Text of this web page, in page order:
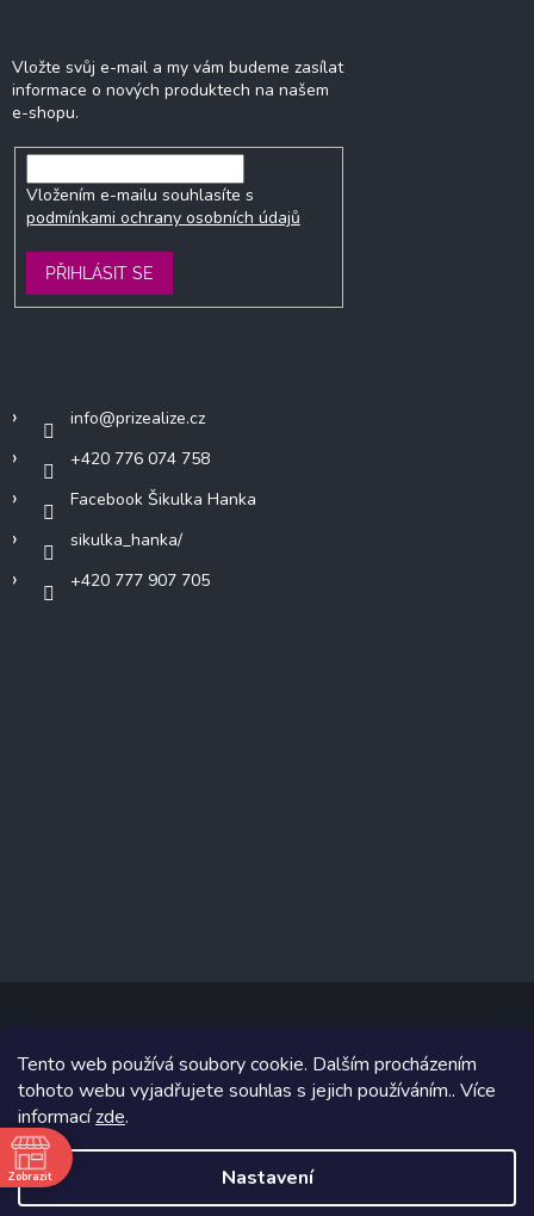
Tento web používá soubory cookie. Dalším procházením
tohoto webu vyjadřujete souhlas s jejich používáním.. Více
informacízde.
Nastavení
Vložte svůj e-mail a my vám budeme zasílat
informace o nových produktech na našem
e-shopu.
Vložením e-mailu souhlasíte s
podmínkami ochrany osobních údajů
PŘIHLÁSIT SE
info@prizealize.cz
+420 776 074 758
Facebook Šikulka Hanka
sikulka_hanka/
+420 777 907 705
Copyright 2026www.prizealize.cz. Všechna práva vyhrazena.
Grafický návrh vytvořil a na Shoptet implementoval
Shoptetak.cz.
Zobrazit